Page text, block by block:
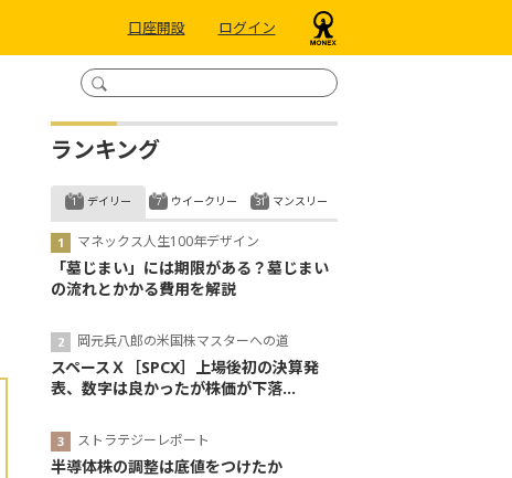
口座開設 ログイン
ランキング
デイリー
マネックス人生100年デザイン
「墓じまい」には期限がある？墓じまい
の流れとかかる費用を解説
岡元兵八郎の米国株マスターへの道
スペースＸ［SPCX］上場後初の決算発
表、数字は良かったが株価が下落...
ストラテジーレポート
半導体株の調整は底値をつけたか
ウイークリー マンスリー